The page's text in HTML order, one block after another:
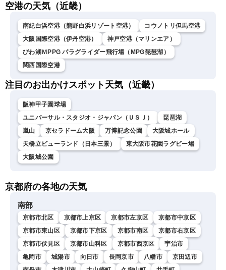
スLiVEモーニング・松本真
空港の天気（近畿）
南紀白浜空港（熊野白浜リゾート空港）
コウノトリ但馬空港
大阪国際空港（伊丹空港）
神戸空港（マリンエア）
びわ湖ＭPPG パラグライダー飛行場（MPG琵琶湖）
関西国際空港
注目のお出かけスポット天気（近畿）
阪神甲子園球場
ユニバーサル・スタジオ・ジャパン（ＵＳＪ）
琵琶湖
嵐山
京セラドーム大阪 万博記念公園
大阪城ホール
天橋立ビューランド（日本三景）
東大阪市花園ラグビー場
大阪城公園
京都府の各地の天気
南部
京都市北区 京都市上京区 京都市左京区
京都市中京区
京都市東山区
京都市下京区 京都市南区
京都市右京区
京都市伏見区
京都市山科区 京都市西京区
宇治市
亀岡市
城陽市 向日市 長岡京市 八幡市
京田辺市